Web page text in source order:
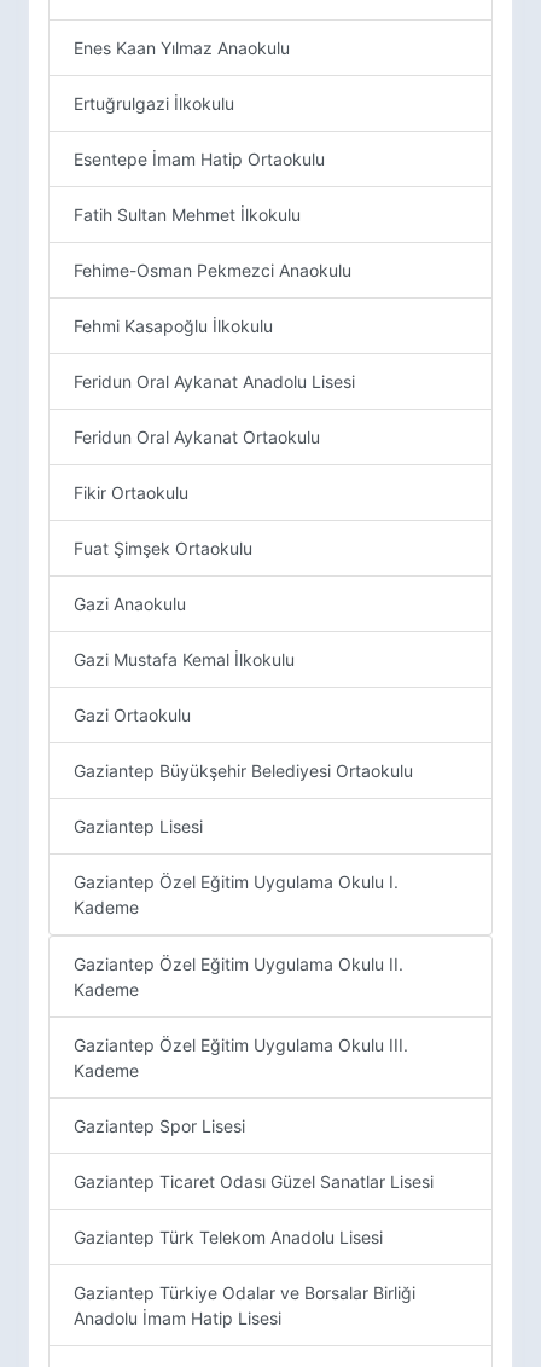
Enes Kaan Yılmaz Anaokulu
Ertuğrulgazi İlkokulu
Esentepe İmam Hatip Ortaokulu
Fatih Sultan Mehmet İlkokulu
Fehime-Osman Pekmezci Anaokulu
Fehmi Kasapoğlu İlkokulu
Feridun Oral Aykanat Anadolu Lisesi
Feridun Oral Aykanat Ortaokulu
Fikir Ortaokulu
Fuat Şimşek Ortaokulu
Gazi Anaokulu
Gazi Mustafa Kemal İlkokulu
Gazi Ortaokulu
Gaziantep Büyükşehir Belediyesi Ortaokulu
Gaziantep Lisesi
Gaziantep Özel Eğitim Uygulama Okulu I.
Kademe
Gaziantep Özel Eğitim Uygulama Okulu II.
Kademe
Gaziantep Özel Eğitim Uygulama Okulu III.
Kademe
Gaziantep Spor Lisesi
Gaziantep Ticaret Odası Güzel Sanatlar Lisesi
Gaziantep Türk Telekom Anadolu Lisesi
Gaziantep Türkiye Odalar ve Borsalar Birliği
Anadolu İmam Hatip Lisesi